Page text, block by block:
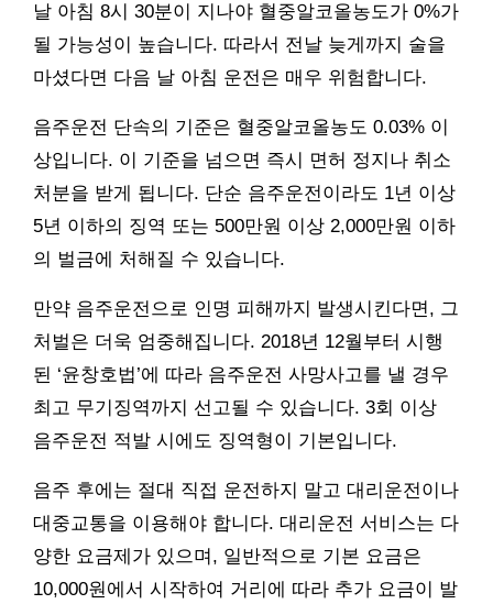
날 아침 8시 30분이 지나야 혈중알코올농도가 0%가
될 가능성이 높습니다. 따라서 전날 늦게까지 술을
마셨다면 다음 날 아침 운전은 매우 위험합니다.
음주운전 단속의 기준은 혈중알코올농도 0.03% 이
상입니다. 이 기준을 넘으면 즉시 면허 정지나 취소
처분을 받게 됩니다. 단순 음주운전이라도 1년 이상
5년 이하의 징역 또는 500만원 이상 2,000만원 이하
의 벌금에 처해질 수 있습니다.
만약 음주운전으로 인명 피해까지 발생시킨다면, 그
처벌은 더욱 엄중해집니다. 2018년 12월부터 시행
된 ‘윤창호법’에 따라 음주운전 사망사고를 낼 경우
최고 무기징역까지 선고될 수 있습니다. 3회 이상
음주운전 적발 시에도 징역형이 기본입니다.
음주 후에는 절대 직접 운전하지 말고 대리운전이나
대중교통을 이용해야 합니다. 대리운전 서비스는 다
양한 요금제가 있으며, 일반적으로 기본 요금은
10,000원에서 시작하여 거리에 따라 추가 요금이 발